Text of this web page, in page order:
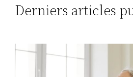
Derniers articles